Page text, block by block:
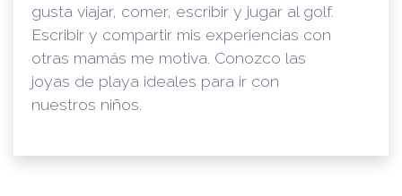
gusta viajar, comer, escribir y jugar al golf.
Escribir y compartir mis experiencias con
otras mamás me motiva. Conozco las
joyas de playa ideales para ir con
nuestros niños.